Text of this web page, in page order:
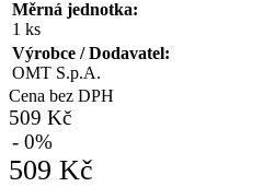
Měrná jednotka:
1 ks
Výrobce / Dodavatel:
OMT S.p.A.
Cena bez DPH
509 Kč
- 0%
509 Kč